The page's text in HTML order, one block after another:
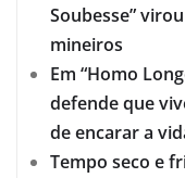
Soubesse”
mineiros
Em “Homo
defende que
de encarar a
Tempo seco e